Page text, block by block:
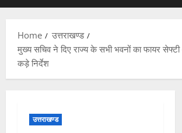
Home
उत्तराखण्ड
मुख्य सचिव ने दिए राज्य के सभी भवनों का फायर
कड़े निर्देश
उत्तराखण्ड